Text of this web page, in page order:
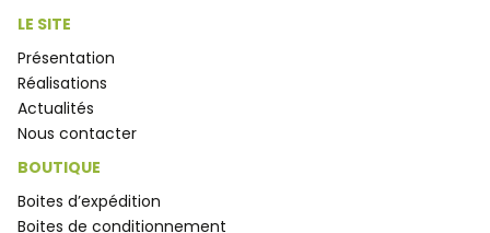
LE SITE
Présentation
Réalisations
Actualités
Nous contacter
BOUTIQUE
Boites d’expédition
Boites de conditionnement